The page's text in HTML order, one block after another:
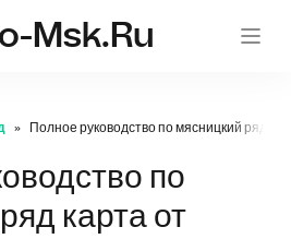
Msk.ru
Полное руководство по мясницкий ряд
по
карта от